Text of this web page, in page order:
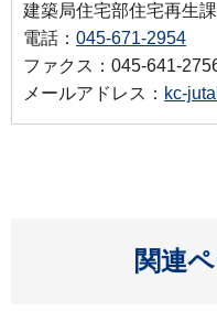
建築局住宅部住宅再生課
電話： 045-671-2954
ファクス：045-641-
メールアドレス： kc-
関連